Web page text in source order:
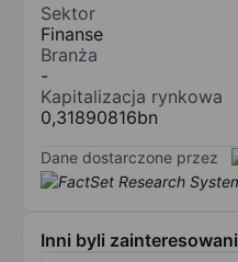
Sektor
Finanse
Branża
-
Kapitalizacja rynkowa
0,31890816bn
Dane dostarczone przez
Inni byli zainteresowani